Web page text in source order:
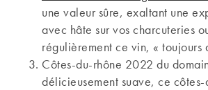
une valeur sûre, exaltant une
avec hâte sur vos charcuteries
régulièrement ce vin, «
Côtes-du-rhône 2022 du
délicieusement suave, ce